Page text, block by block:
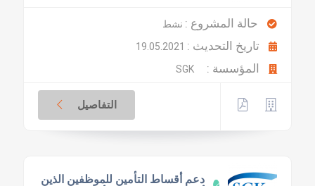
حالة المشروع : نشط
تاريخ التحديث :
المؤسسة :
التفاصيل
دعم أقساط التأمين للموظفين الذين